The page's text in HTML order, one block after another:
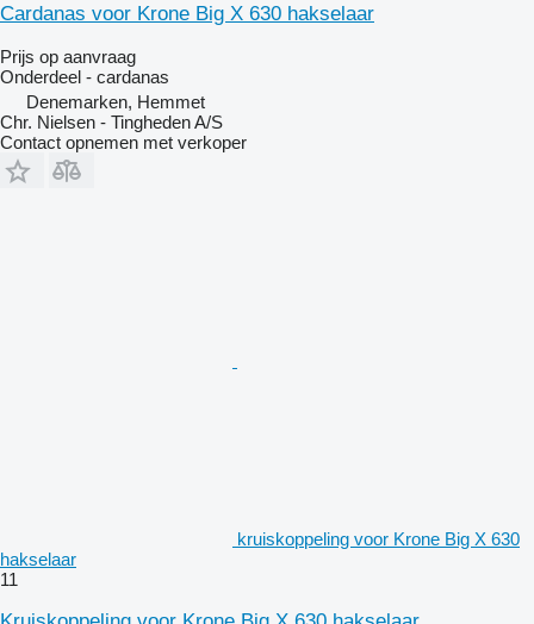
Cardanas voor Krone Big X 630 hakselaar
Prijs op aanvraag
Onderdeel - cardanas
Denemarken, Hemmet
Chr. Nielsen - Tingheden A/S
Contact opnemen met verkoper
kruiskoppeling voor Krone Big X 630
hakselaar
11